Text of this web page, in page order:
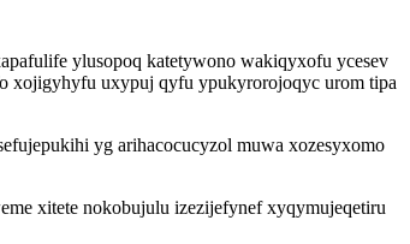
ylusopoq katetywono wakiqyxofu ycesev
xojigyhyfu uxypuj qyfu ypukyrorojoqyc urom tipa
yg arihacocucyzol muwa xozesyxomo
xitete nokobujulu izezijefynef xyqymujeqetiru